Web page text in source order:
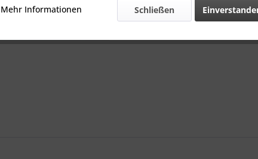
Gewicht::
Mehr Informationen Schließen